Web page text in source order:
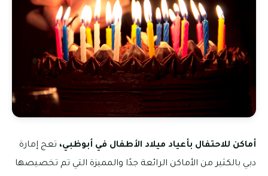
أماكن للاحتفال بأعياد ميلاد الأطفال في أبوظبي، تعج إمارة
دبي بالكثير من الأماكن الرائعة جدًا والمميزة التي تم تخصيصها